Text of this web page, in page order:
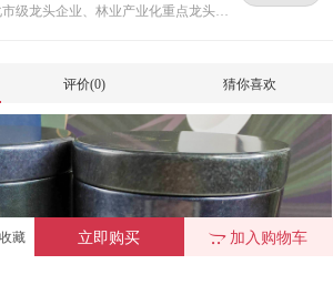
收藏 立即购买 加入购物车
级龙头企业、林业产业化重点龙头企
公司建有标准化茶叶加工厂，年加工
多吨。荣获2018年第十二届中国西安
览会“金奖
评价(0) 猜你喜欢